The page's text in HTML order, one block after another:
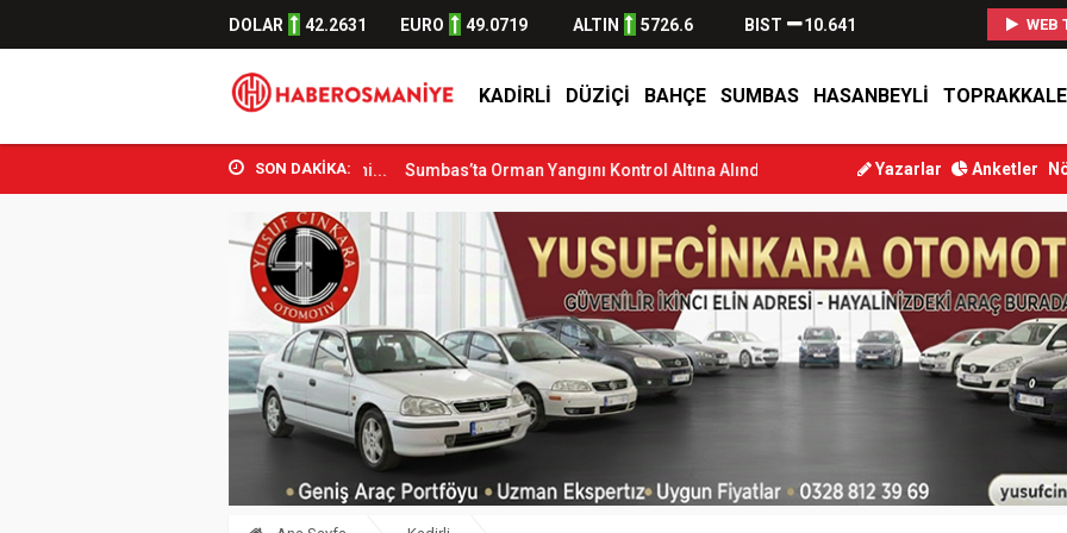
DOLAR 42.2631 EURO 49.0719 ALTIN 5726.6 BIST 10.641 WEB
KADIRLI DÜZIÇI BAHÇE SUMBAS HASANBEYLI TOPRAKKALE
SON DAKİKA:
Osman Aşkın Bak Osmani... Sumbas’ta Orman Yangını Kontrol Altına Alındı Osmaniye’de Tren Çarpması: Genç Yaralandı
Yazarlar Anketler